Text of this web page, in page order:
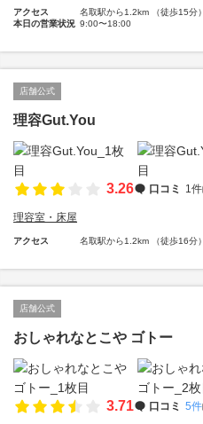
アクセス
名取駅から1.2km （徒歩15分）
本日の営業状況 9:00〜18:00
店舗公式
理容Gut.You
3.26 口コミ 1件
理容室・床屋
アクセス 名取駅から1.2km （徒歩16分）
店舗公式
おしゃれなとこや ゴトー
3.71 口コミ 5件